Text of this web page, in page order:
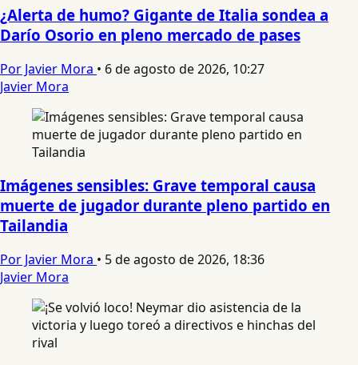
¿Alerta de humo? Gigante de Italia sondea a
Darío Osorio en pleno mercado de pases
Por Javier Mora • 6 de agosto de 2026, 10:27
Javier Mora
Imágenes sensibles: Grave temporal causa
muerte de jugador durante pleno partido en
Tailandia
Por Javier Mora • 5 de agosto de 2026, 18:36
Javier Mora